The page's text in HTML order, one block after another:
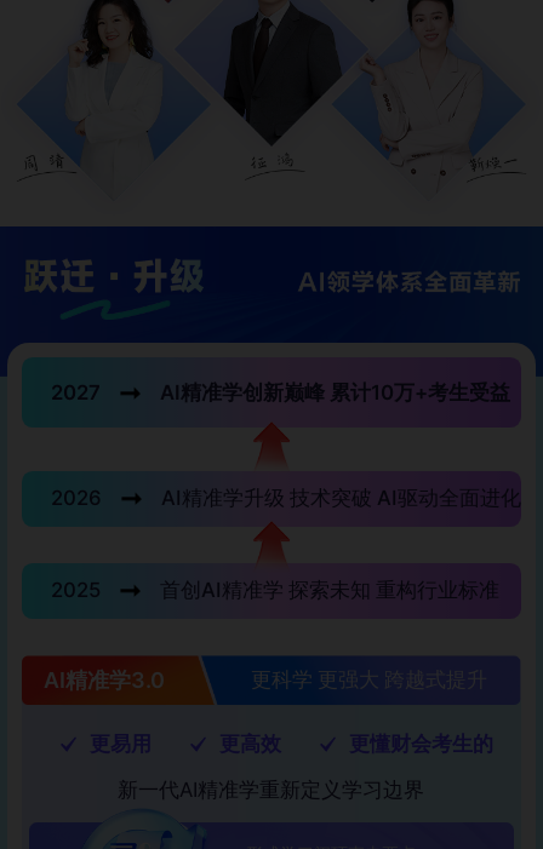
2027 AI精准学创新巅峰 累计10万+考生受益
2026 AI精准学升级 技术突破 AI驱动全面进化
2025 首创AI精准学 探索未知 重构行业标准
AI精准学3.0 更科学 更强大 跨越式提升
更易用 更高效
更懂财会考生的
新一代AI精准学重新定义学习边界